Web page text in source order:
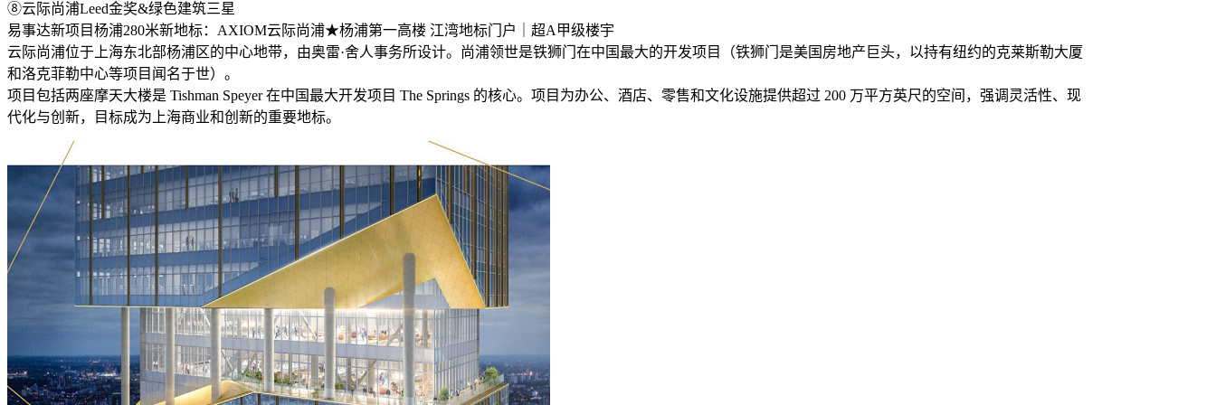
⑧云际尚浦Leed金奖&绿色建筑三星
易事达新项目杨浦280米新地标：AXIOM云际尚浦★杨浦第一高楼 江湾地标门户｜超A甲级楼宇
云际尚浦位于上海东北部杨浦区的中心地带，由奥雷·舍人事务所设计。尚浦领世是铁狮门在中国最大的开发项目（铁狮门是美国房地产巨头，以持有纽约的克莱斯勒大厦
和洛克菲勒中心等项目闻名于世）。
项目包括两座摩天大楼是 Tishman Speyer 在中国最大开发项目 The Springs 的核心。项目为办公、酒店、零售和文化设施提供超过 200 万平方英尺的空间，强调灵活性、现
代化与创新，目标成为上海商业和创新的重要地标。